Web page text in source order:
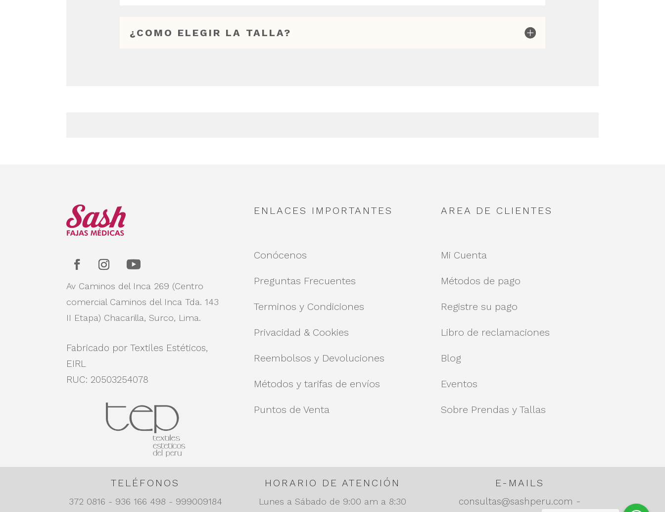
¿COMO ELEGIR LA TALLA?
Av Caminos del Inca 269 (Centro
comercial Caminos del Inca Tda. 143
II Etapa) Chacarilla, Surco, Lima.
Fabricado por Textiles Estéticos,
EIRL
RUC: 20503254078
ENLACES IMPORTANTES
Conócenos
Preguntas Frecuentes
Terminos y Condiciones
Privacidad & Cookies
Reembolsos y Devoluciones
Métodos y tarifas de envíos
Puntos de Venta
AREA DE CLIENTES
Mi Cuenta
Métodos de pago
Registre su pago
Libro de reclamaciones
Blog
Eventos
Sobre Prendas y Tallas
TELÉFONOS
372 0816 - 936 166 498 - 999009184
HORARIO DE ATENCIÓN
Lunes a Sábado de 9:00 am a 8:30
E-MAILS
consultas@sashperu.com -